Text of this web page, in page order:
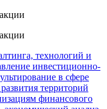
технологий и
инвестиционно-
в сфере
территорий
финансового